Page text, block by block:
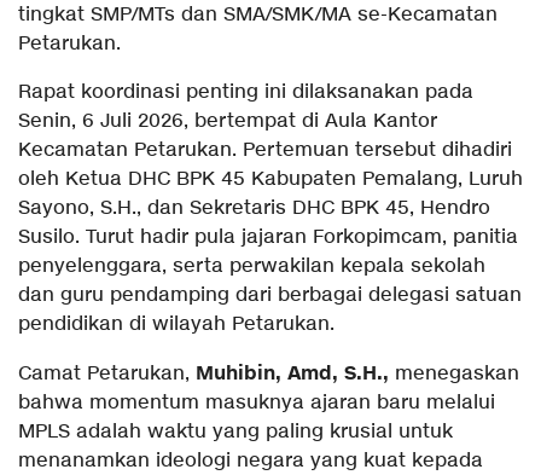
tingkat SMP/MTs dan SMA/SMK/MA se-Kecamatan
Petarukan.
Rapat koordinasi penting ini dilaksanakan pada
Senin, 6 Juli 2026, bertempat di Aula Kantor
Kecamatan Petarukan. Pertemuan tersebut dihadiri
oleh Ketua DHC BPK 45 Kabupaten Pemalang, Luruh
Sayono, S.H., dan Sekretaris DHC BPK 45, Hendro
Susilo. Turut hadir pula jajaran Forkopimcam, panitia
penyelenggara, serta perwakilan kepala sekolah
dan guru pendamping dari berbagai delegasi satuan
pendidikan di wilayah Petarukan.
Camat Petarukan, Muhibin, Amd, S.H., menegaskan
bahwa momentum masuknya ajaran baru melalui
MPLS adalah waktu yang paling krusial untuk
menanamkan ideologi negara yang kuat kepada